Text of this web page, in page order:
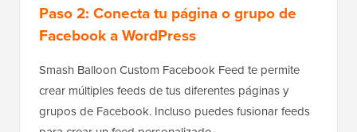
Paso 2: Conecta tu página o grupo de
Facebook a WordPress
Smash Balloon Custom Facebook Feed te permite
crear múltiples feeds de tus diferentes páginas y
grupos de Facebook. Incluso puedes fusionar feeds